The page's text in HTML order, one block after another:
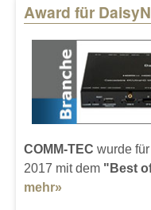
Award für
COMM-TEC wurde für
2017 mit dem "Best
mehr»
Pages